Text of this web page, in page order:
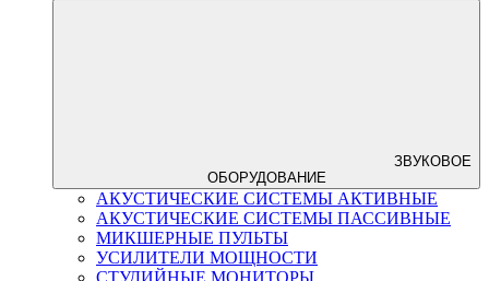
ЗВУКОВОЕ
ОБОРУДОВАНИЕ
АКУСТИЧЕСКИЕ СИСТЕМЫ АКТИВНЫЕ
АКУСТИЧЕСКИЕ СИСТЕМЫ ПАССИВНЫЕ
МИКШЕРНЫЕ ПУЛЬТЫ
УСИЛИТЕЛИ МОЩНОСТИ